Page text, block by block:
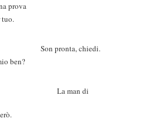
prova
tuo.
chiedi.
ben?
di